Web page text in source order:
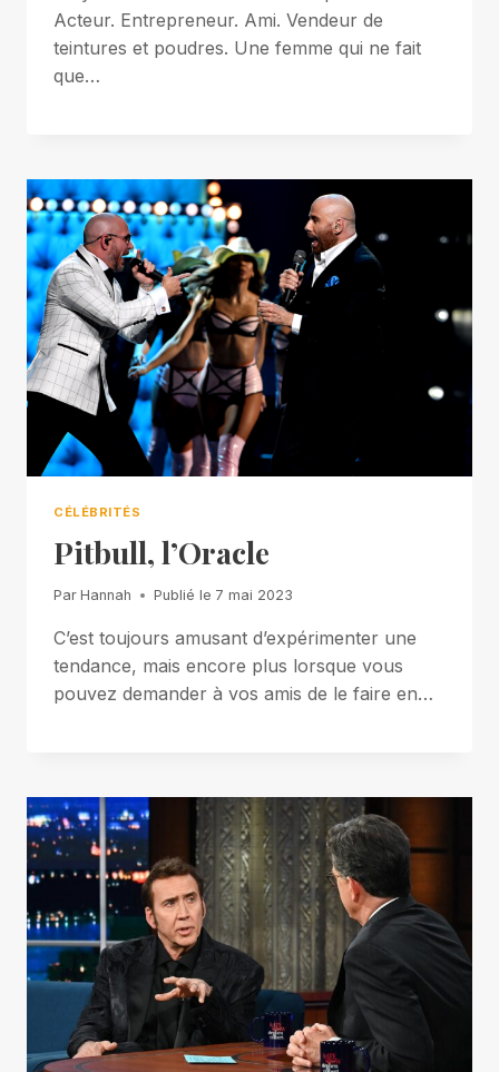
Acteur. Entrepreneur. Ami. Vendeur de
teintures et poudres. Une femme qui ne fait
que…
CÉLÉBRITÉS
Pitbull, l’Oracle
Par Hannah Publié le 7 mai 2023
C’est toujours amusant d’expérimenter une
tendance, mais encore plus lorsque vous
pouvez demander à vos amis de le faire en…